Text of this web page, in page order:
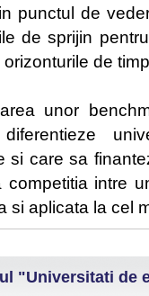
punctul de
de sprijin
orizonturile de
unor
si care sa
intre
si aplicata la cel
"Universitati de